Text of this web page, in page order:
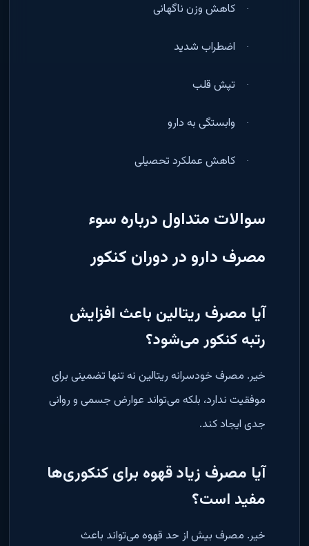
· کاهش وزن ناگهانی
· اضطراب شدید
· تپش قلب
· وابستگی به دارو
· کاهش عملکرد تحصیلی
سوالات متداول درباره سوء
مصرف دارو در دوران کنکور
آیا مصرف ریتالین باعث افزایش
رتبه کنکور می‌شود؟
خیر. مصرف خودسرانه ریتالین نه تنها تضمینی برای
موفقیت ندارد، بلکه می‌تواند عوارض جسمی و روانی
جدی ایجاد کند.
آیا مصرف زیاد قهوه برای کنکوری‌ها
مفید است؟
خیر. مصرف بیش از حد قهوه می‌تواند باعث